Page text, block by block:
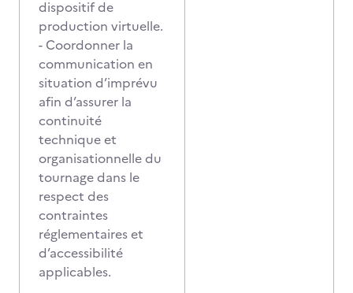
dispositif de
production virtuelle.
- Coordonner la
communication en
situation d’imprévu
afin d’assurer la
continuité
technique et
organisationnelle du
tournage dans le
respect des
contraintes
réglementaires et
d’accessibilité
applicables.